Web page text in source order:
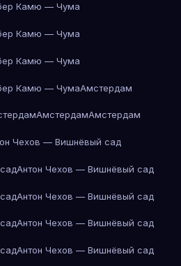
Камю — Чума
Камю — Чума
Камю — Чума
Камю — ЧумаАмстердам
АмстердамАмстердам
Чехов — Вишнёвый сад
Антон Чехов — Вишнёвый сад
Антон Чехов — Вишнёвый сад
Антон Чехов — Вишнёвый сад
Антон Чехов — Вишнёвый сад